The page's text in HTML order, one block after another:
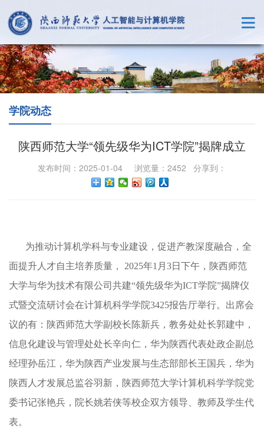
学院动态
陕西师范大学“领先级华为ICT学院”揭牌成立
发布时间：2025-01-04 浏览量： 2452 分享到：
为推动计算机学科与专业建设，促进产教深度融合，全
面提升人才自主培养质量，
2025年1 月 3日下午，陕西师范
大学与华为技术有限公司共建“领先级华为ICT学院”揭牌仪
式暨交流研讨会在计算机科学学院3425报告厅举行。出席会
议的有：陕西师范大学副校长陈新兵，教务处处长郭建中，
信息化建设与管理处处长辛向仁，华为陕西代表处政企副总
经理孙岳江，华为陕西产业发展与生态部部长王国兵，华为
陕西人才发展总监谷羽新，陕西师范大学计算机科学学院党
委书记张艳兵，院长姚若侠等校企双方领导、教师及学生代
表。